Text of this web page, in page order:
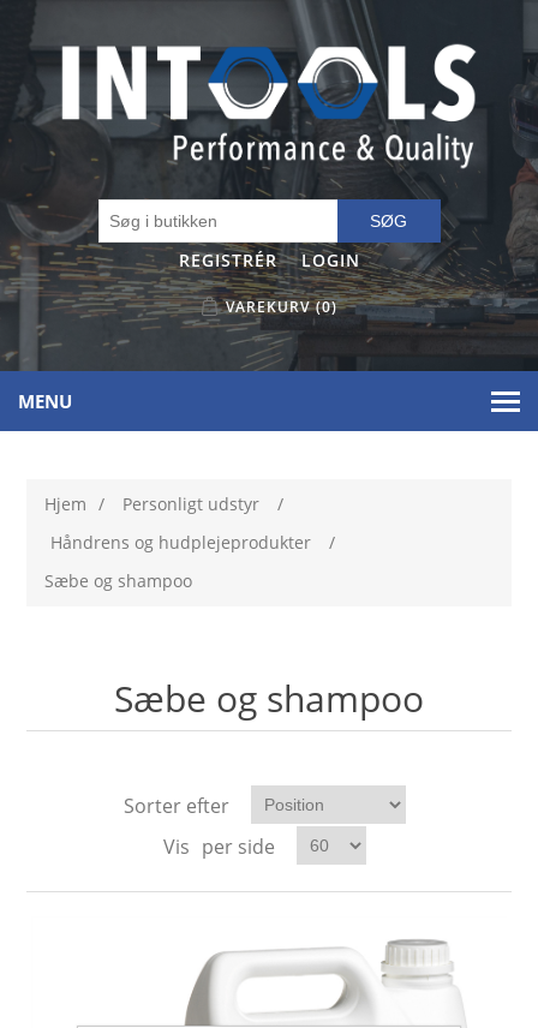
SØG
REGISTRÉR LOGIN
VAREKURV (0)
MENU
Hjem / Personligt udstyr
/
Håndrens og hudplejeprodukter
/
Sæbe og shampoo
Sæbe og shampoo
Sorter efter
Vis per side